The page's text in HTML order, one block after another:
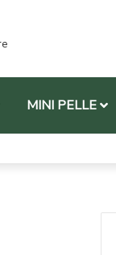
MINI PELLE